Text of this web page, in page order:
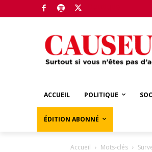
ACCUEIL POLITIQUE
ÉDITION ABONNÉ
Accueil Mots-clés